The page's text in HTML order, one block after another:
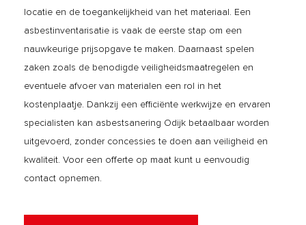
locatie en de toegankelijkheid van het materiaal. Een
asbestinventarisatie is vaak de eerste stap om een
nauwkeurige prijsopgave te maken. Daarnaast spelen
zaken zoals de benodigde veiligheidsmaatregelen en
eventuele afvoer van materialen een rol in het
kostenplaatje. Dankzij een efficiënte werkwijze en ervaren
specialisten kan asbestsanering Odijk betaalbaar worden
uitgevoerd, zonder concessies te doen aan veiligheid en
kwaliteit. Voor een offerte op maat kunt u eenvoudig
contact opnemen.